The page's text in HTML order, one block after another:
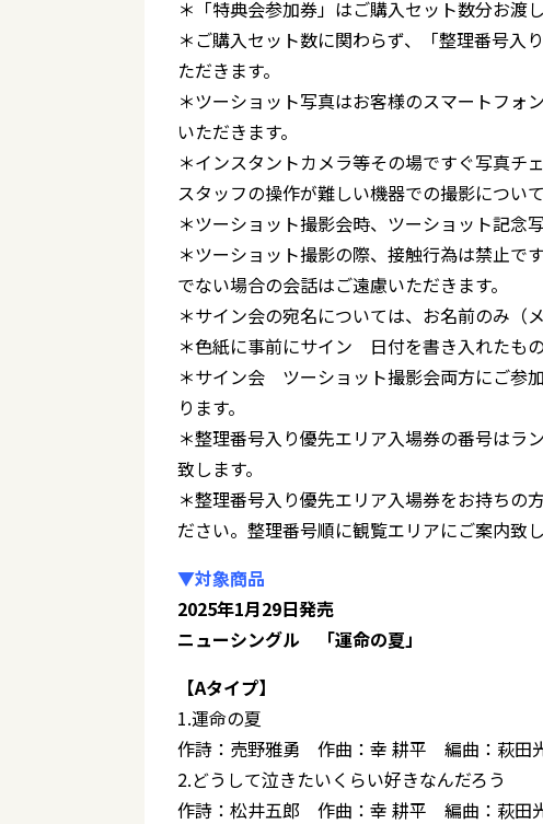
＊「特典会参加券」はご購入セット数分お渡し
＊ご購入セット数に関わらず、「整理番号入
ただきます。
＊ツーショット写真はお客様のスマートフ
いただきます。
＊インスタントカメラ等その場ですぐ写真チ
スタッフの操作が難しい機器での撮影につい
＊ツーショット撮影会時、ツーショット記
＊ツーショット撮影の際、接触行為は禁止で
でない場合の会話はご遠慮いただきます。
＊サイン会の宛名については、お名前のみ（
＊色紙に事前にサイン 日付を書き入れたも
＊サイン会 ツーショット撮影会両方にご参
ります。
＊整理番号入り優先エリア入場券の番号はラ
致します。
＊整理番号入り優先エリア入場券をお持ちの
ださい。整理番号順に観覧エリアにご案内致し
▼対象商品
2025年1月29日発売
ニューシングル 「運命の夏」
【Aタイプ】
1.運命の夏
作詩：売野雅勇 作曲：幸 耕平 編曲：萩田
2.どうして泣きたいくらい好きなんだろう
作詩：松井五郎 作曲：幸 耕平 編曲：萩田